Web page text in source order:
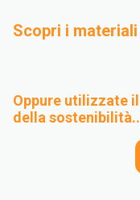
Scopri i
Riciclo chimico
Oppure utilizzate
della